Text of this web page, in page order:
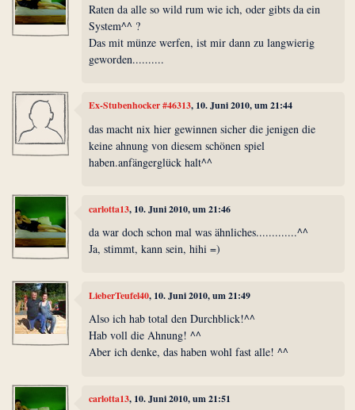
Raten da alle so wild rum wie ich, oder gibts da ein
System^^ ?
Das mit münze werfen, ist mir dann zu langwierig
geworden..........
Ex-Stubenhocker #46313, 10. Juni 2010, um 21:44
das macht nix hier gewinnen sicher die jenigen die
keine ahnung von diesem schönen spiel
haben.anfängerglück halt^^
carlotta13, 10. Juni 2010, um 21:46
da war doch schon mal was ähnliches.............^^
Ja, stimmt, kann sein, hihi =)
LieberTeufel40, 10. Juni 2010, um 21:49
Also ich hab total den Durchblick!^^
Hab voll die Ahnung! ^^
Aber ich denke, das haben wohl fast alle! ^^
carlotta13, 10. Juni 2010, um 21:51